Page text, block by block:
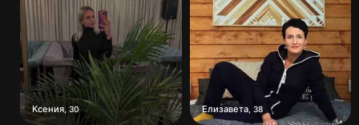
Ксения 30 Елизавета, 38